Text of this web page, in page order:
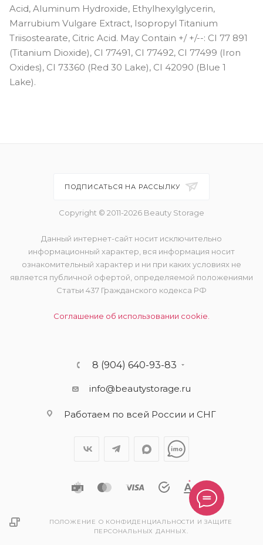
Acid, Aluminum Hydroxide, Ethylhexylglycerin,
Marrubium Vulgare Extract, Isopropyl Titanium
Triisostearate, Citric Acid. May Contain +/ +/--: CI 77 891
(Titanium Dioxide), CI 77491, CI 77492, CI 77499 (Iron
Oxides), CI 73360 (Red 30 Lake), CI 42090 (Blue 1
Lake).
ПОДПИСАТЬСЯ НА РАССЫЛКУ
Copyright © 2011-2026 Beauty Storage
Данный интернет-сайт носит исключительно
информационный характер, вся информация носит
ознакомительный характер и ни при каких условиях не
является публичной офертой, определяемой положениями
Статьи 437 Гражданского кодекса РФ
Соглашение об использовании cookie.
8 (904) 640-93-83
info@beautystorage.ru
Работаем по всей России и СНГ
ПОЛОЖЕНИЕ О КОНФИДЕНЦИАЛЬНОСТИ И ЗАЩИТЕ
ПЕРСОНАЛЬНЫХ ДАННЫХ.